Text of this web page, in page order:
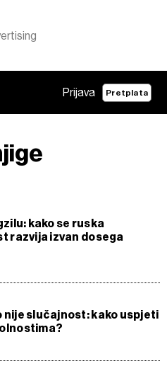
Prijava Pretplata
kako se ruska
razvija izvan dosega
nije slučajnost: kako uspjeti